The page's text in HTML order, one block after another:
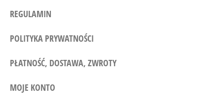
REGULAMIN
POLITYKA PRYWATNOŚCI
PŁATNOŚĆ, DOSTAWA, ZWROTY
MOJE KONTO